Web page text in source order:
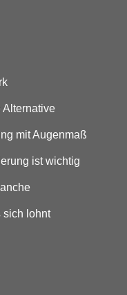
Alternative
mit Augenmaß
ist wichtig
sich lohnt